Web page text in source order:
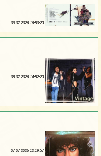
09 07 2026 16:50:23
08 07 2026 14:52:23
07 07 2026 12:19:57